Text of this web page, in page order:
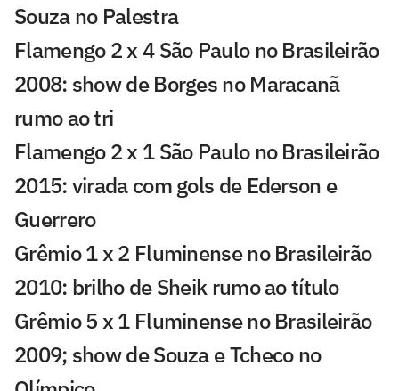
Souza no Palestra
Flamengo 2 x 4 São Paulo no Brasileirão
2008: show de Borges no Maracanã
rumo ao tri
Flamengo 2 x 1 São Paulo no Brasileirão
2015: virada com gols de Ederson e
Guerrero
Grêmio 1 x 2 Fluminense no Brasileirão
2010: brilho de Sheik rumo ao título
Grêmio 5 x 1 Fluminense no Brasileirão
2009; show de Souza e Tcheco no